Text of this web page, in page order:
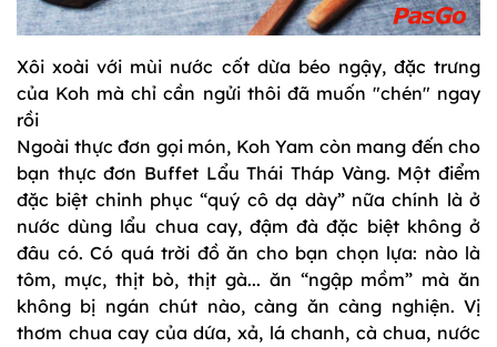
Xôi xoài với mùi nước cốt dừa béo ngậy, đặc trưng
của Koh mà chỉ cần ngửi thôi đã muốn "chén" ngay
rồi
Ngoài thực đơn gọi món, Koh Yam còn mang đến cho
bạn thực đơn Buffet Lẩu Thái Tháp Vàng. Một điểm
đặc biệt chinh phục “quý cô dạ dày” nữa chính là ở
nước dùng lẩu chua cay, đậm đà đặc biệt không ở
đâu có. Có quá trời đồ ăn cho bạn chọn lựa: nào là
tôm, mực, thịt bò, thịt gà... ăn “ngập mồm” mà ăn
không bị ngán chút nào, càng ăn càng nghiện. Vị
thơm chua cay của dứa, xả, lá chanh, cà chua, nước